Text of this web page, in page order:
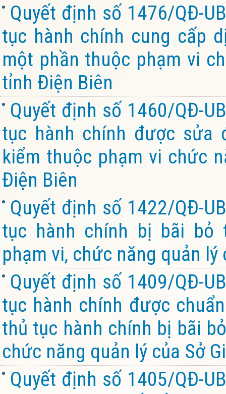
Quyết định số 1476/QĐ-
tục hành chính cung cấp
một phần thuộc phạm vi
tỉnh Điện Biên
Quyết định số 1460/QĐ-
tục hành chính được sửa
kiểm thuộc phạm vi chức
Điện Biên
Quyết định số 1422/QĐ-
tục hành chính bị bãi bỏ
phạm vi, chức năng quản
Quyết định số 1409/QĐ-
tục hành chính được
thủ tục hành chính bị bãi
chức năng quản lý của Sở
Quyết định số 1405/QĐ-